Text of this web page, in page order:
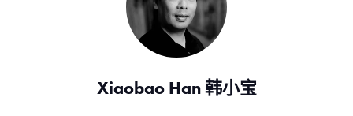
Xiaobao Han 韩小宝